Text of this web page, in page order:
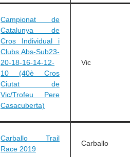
Campionat de
Catalunya de
Cros Individual i
Clubs Abs-Sub23-
20-18-16-14-12-
10 (40è Cros
Ciutat de
Vic/Trofeu Pere
Casacuberta)
Vic
Carballo Trail
Race 2019
Carballo